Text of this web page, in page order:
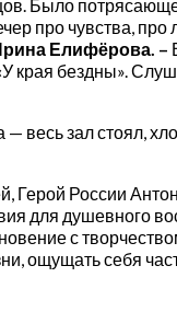
Было
про чувства,
Елифёрова. –
бездны».
весь зал стоял,
Герой России
для душевного
с
ощущать себя